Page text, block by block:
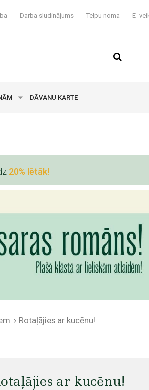
Darba sludinājums Telpu noma E-
DĀVANU KARTE
20% lētāk!
Rotaļājies ar kucēnu!
ar kucēnu!